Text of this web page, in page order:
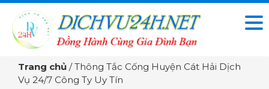
Trang chủ /Thông Tắc Cống Huyện Cát Hải Dịch
Vụ 24/7 Công Ty Uy Tín